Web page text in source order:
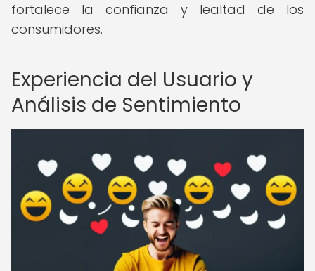
fortalece la confianza y lealtad de los
consumidores.
Experiencia del Usuario y
Análisis de Sentimiento